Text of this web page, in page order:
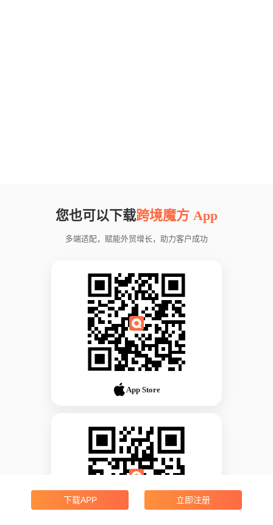
您也可以下载跨境魔方 App
多端适配，赋能外贸增长，助力客户成功
App Store
下载APP 立即注册